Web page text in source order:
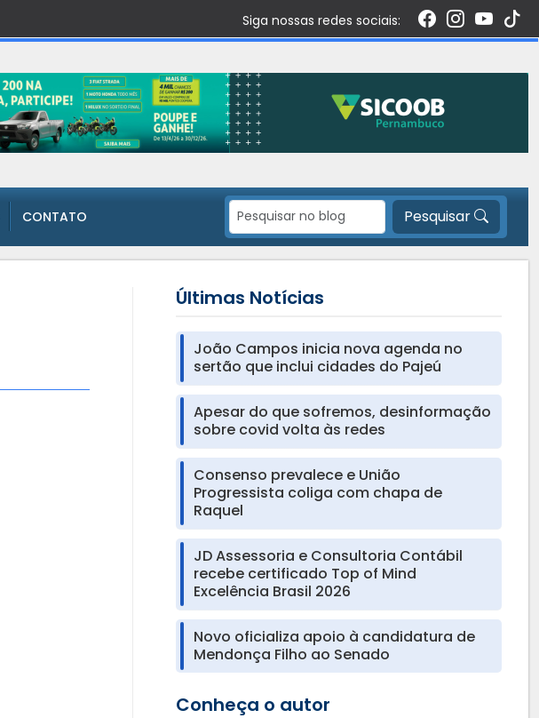
Siga nossas redes sociais:
CONTATO Pesquisar
Últimas Notícias
João Campos inicia nova agenda no
sertão que inclui cidades do Pajeú
Apesar do que sofremos, desinformação
sobre covid volta às redes
Consenso prevalece e União
Progressista coliga com chapa de
Raquel
JD Assessoria e Consultoria Contábil
recebe certificado Top of Mind
Excelência Brasil 2026
Novo oficializa apoio à candidatura de
Mendonça Filho ao Senado
Conheça o autor